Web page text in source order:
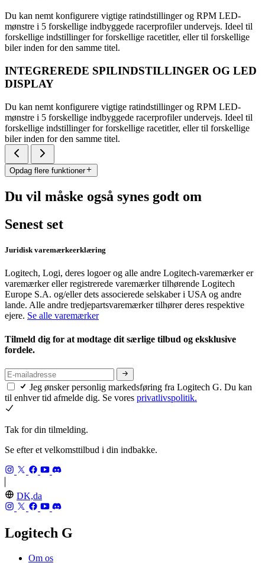
Du kan nemt konfigurere vigtige ratindstillinger og RPM LED-
mønstre i 5 forskellige indbyggede racerprofiler undervejs. Ideel til
forskellige indstillinger for forskellige racetitler, eller til forskellige
biler inden for den samme titel.
INTEGREREDE SPILINDSTILLINGER OG LED
DISPLAY
Du kan nemt konfigurere vigtige ratindstillinger og RPM LED-
mønstre i 5 forskellige indbyggede racerprofiler undervejs. Ideel til
forskellige indstillinger for forskellige racetitler, eller til forskellige
biler inden for den samme titel.
Opdag flere funktioner
Du vil måske også synes godt om
Senest set
Juridisk varemærkeerklæring
Logitech, Logi, deres logoer og alle andre Logitech-varemærker er
varemærker eller registrerede varemærker tilhørende Logitech
Europe S.A. og/eller dets associerede selskaber i USA og andre
lande. Alle andre tredjepartsvaremærker tilhører deres respektive
ejere. Se alle varemærker
Tilmeld dig for at modtage dit særlige tilbud og eksklusive
fordele.
Jeg ønsker personlig markedsføring fra Logitech G. Du kan
til enhver tid afmelde dig. Se vores privatlivspolitik.
Tak for din tilmelding.
Se efter et velkomsttilbud i din indbakke.
DK,da
Logitech G
Om os